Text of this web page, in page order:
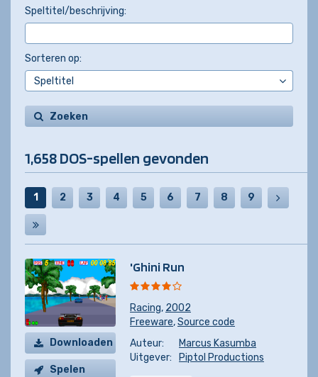
Speltitel/beschrijving:
Sorteren op:
Zoeken
1,658 DOS-spellen gevonden
1 2 3 4 5 6 7 8 9
Downloaden
Spelen
'Ghini Run
Racing, 2002
Freeware,Source code
Auteur:
Marcus Kasumba
Uitgever:
Piptol Productions